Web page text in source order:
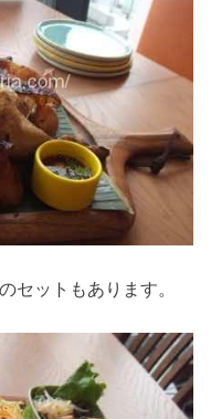
セットもあります。